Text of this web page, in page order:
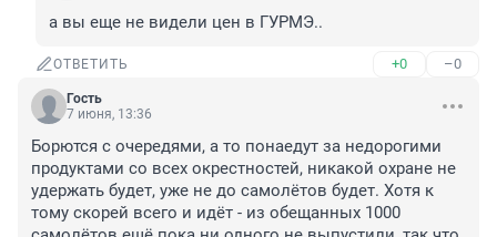
а вы еще не видели цен в ГУРМЭ..
ОТВЕТИТЬ +0 –0
Гость
7 июня, 13:36
Борются с очередями, а то понаедут за недорогими
продуктами со всех окрестностей, никакой охране не
удержать будет, уже не до самолётов будет. Хотя к
тому скорей всего и идёт - из обещанных 1000